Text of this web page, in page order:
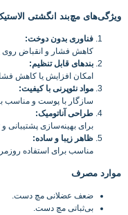
ویژگی‌های مچ‌بند انگشتی
فناوری بدون دوخت:
کاهش فشار و انقباض روی
بندهای قابل تنظیم:
امکان افزایش یا کاهش
مواد نئوپرنی با کیفیت:
سازگار با پوست و مناسب
طراحی آناتومیک:
برای بهینه‌سازی پشتیبانی
ظاهر زیبا و ساده:
مناسب برای استفاده
موارد مصرف
ضعف عضلانی مچ دست.
بی‌ثباتی مچ دست.